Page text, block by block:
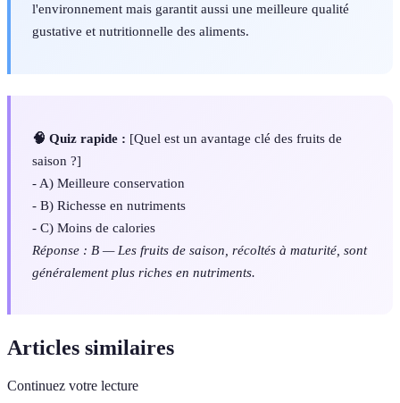
l'environnement mais garantit aussi une meilleure qualité
gustative et nutritionnelle des aliments.
🧠 Quiz rapide : [Quel est un avantage clé des fruits de
saison ?]
- A) Meilleure conservation
- B) Richesse en nutriments
- C) Moins de calories
Réponse : B — Les fruits de saison, récoltés à maturité, sont
généralement plus riches en nutriments.
Articles similaires
Continuez votre lecture